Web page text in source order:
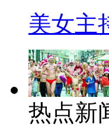
美女主
热点新